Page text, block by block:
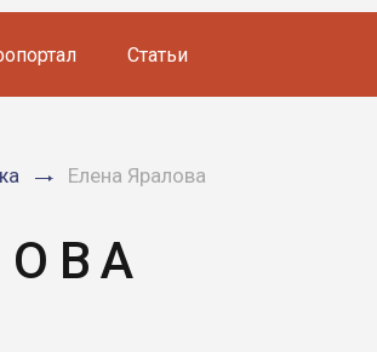
Статьи
Елена Яралова